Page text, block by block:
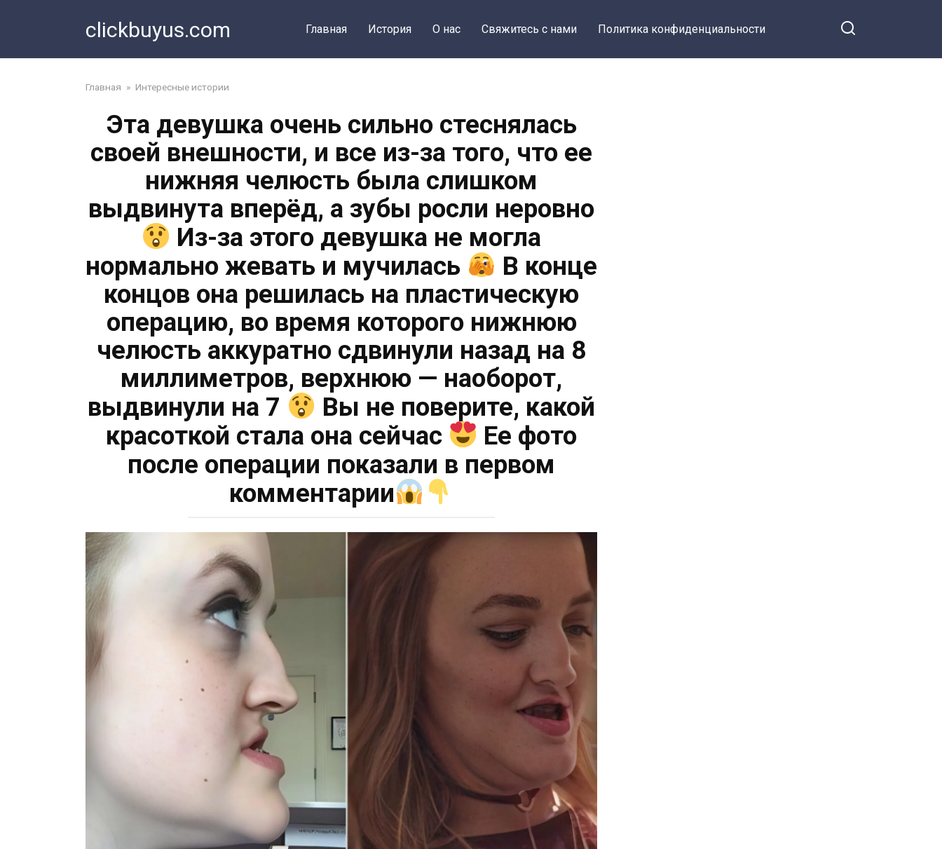
clickbuyus.com Главная История О нас Свяжитесь с нами Политика конфиденциальности
Главная » Интересные истории
Эта девушка очень сильно стеснялась
своей внешности, и все из-за того, что ее
нижняя челюсть была слишком
выдвинута вперёд, а зубы росли неровно
Из-за этого девушка не могла
нормально жевать и мучилась
В конце
концов она решилась на пластическую
операцию, во время которого нижнюю
челюсть аккуратно сдвинули назад на 8
миллиметров, верхнюю — наоборот,
выдвинули на 7
Вы не поверите, какой
красоткой стала она сейчас
Ее фото
после операции показали в первом
комментарии